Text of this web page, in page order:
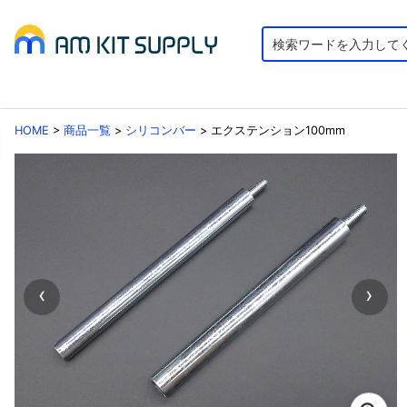
HOME > 商品一覧 > シリコンバー > エクステンション100mm
‹ ›